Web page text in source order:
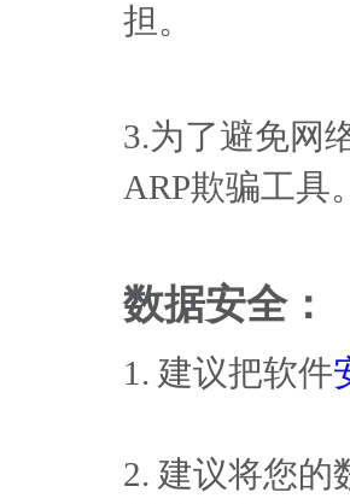
担。
3.为了避免网
ARP欺骗工具
数据安全：
1. 建议把软件
2. 建议将您的